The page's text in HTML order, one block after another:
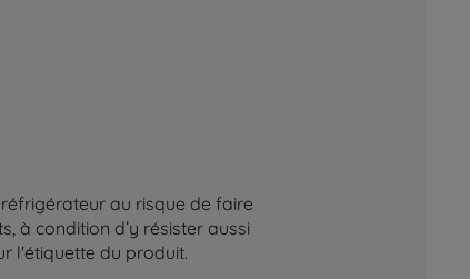
au risque de faire
à condition d’y résister aussi
l'étiquette du produit.